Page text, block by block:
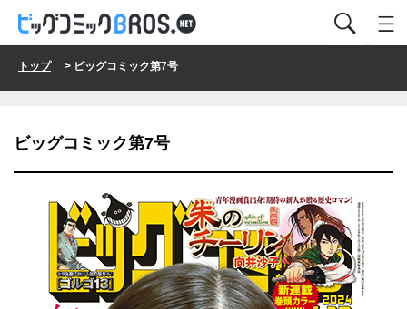
トップ> ビッグコミック第7号
ビッグコミック第7号